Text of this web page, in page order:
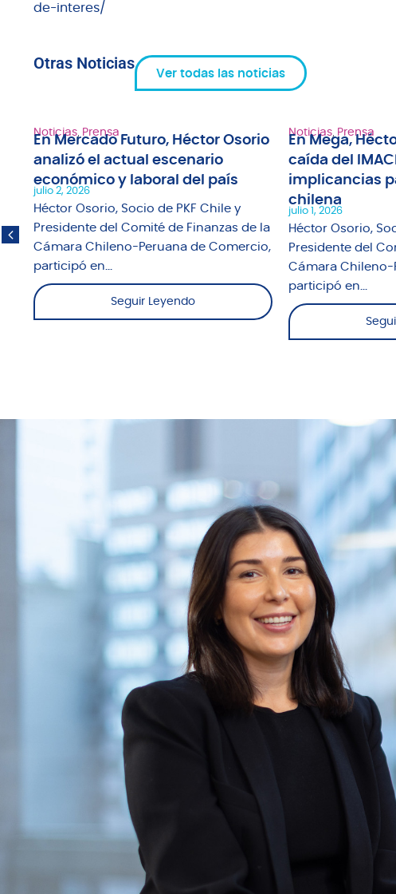
de-interes/
Otras Noticias
Ver todas las noticias
Noticias Prensa
En Mercado Futuro, Héctor Osorio
analizó el actual escenario
económico y laboral del país
julio 2, 2026
Héctor Osorio, Socio de PKF Chile y
Presidente del Comité de Finanzas de la
Cámara Chileno-Peruana de Comercio,
participó en...
Seguir Leyendo
Noticias Prensa
En Mega,
caída del
implicancias
chilena
julio 1, 2026
Héctor Osorio,
Presidente del
Cámara Chileno-
participó en...